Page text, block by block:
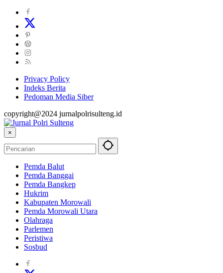
Privacy Policy
Indeks Berita
Pedoman Media Siber
copyright@2024 jurnalpolrisulteng.id
×
Pemda Balut
Pemda Banggai
Pemda Bangkep
Hukrim
Kabupaten Morowali
Pemda Morowali Utara
Olahraga
Parlemen
Peristiwa
Sosbud